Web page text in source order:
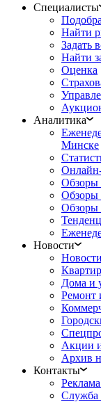
Специалисты
Найти
Задать
Найти
Оценка
Аналитика
Минске
Обзоры
Обзоры
Обзоры
Новости
Дома и
Ремонт
Акции
Архив
Контакты
Служба